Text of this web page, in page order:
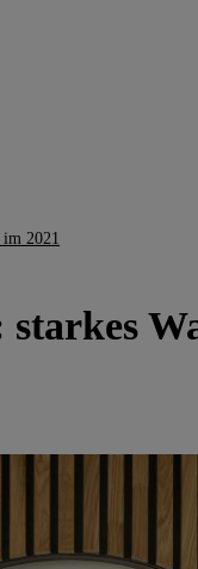
im 2021